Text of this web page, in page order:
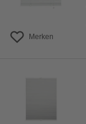
Merken